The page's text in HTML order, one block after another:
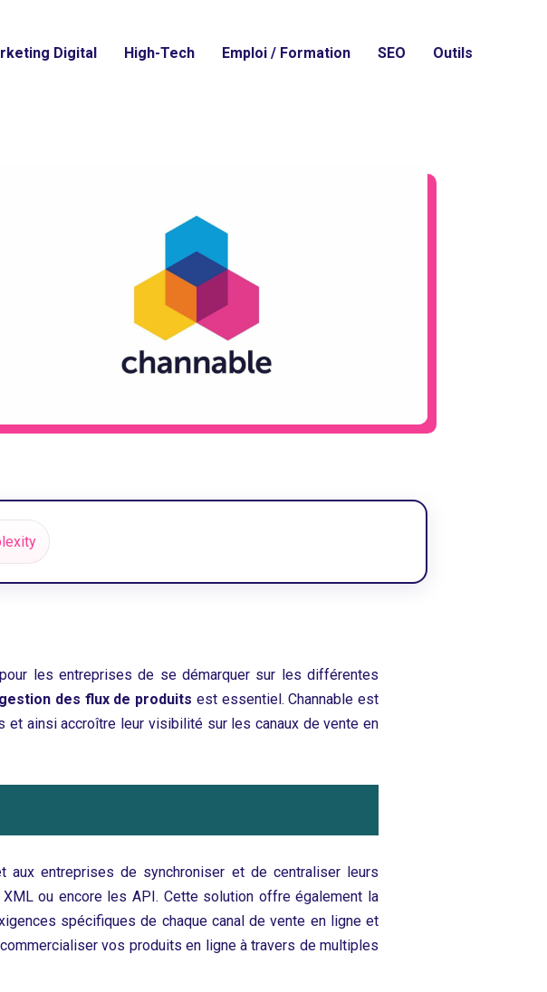
Digital High-Tech Emploi / Formation SEO Outils
les entreprises de se démarquer sur les différentes
gestion des flux de produits est essentiel. Channable est
et ainsi accroître leur visibilité sur les canaux de vente en
aux entreprises de synchroniser et de centraliser leurs
ou encore les API. Cette solution offre également la
spécifiques de chaque canal de vente en ligne et
vos produits en ligne à travers de multiples